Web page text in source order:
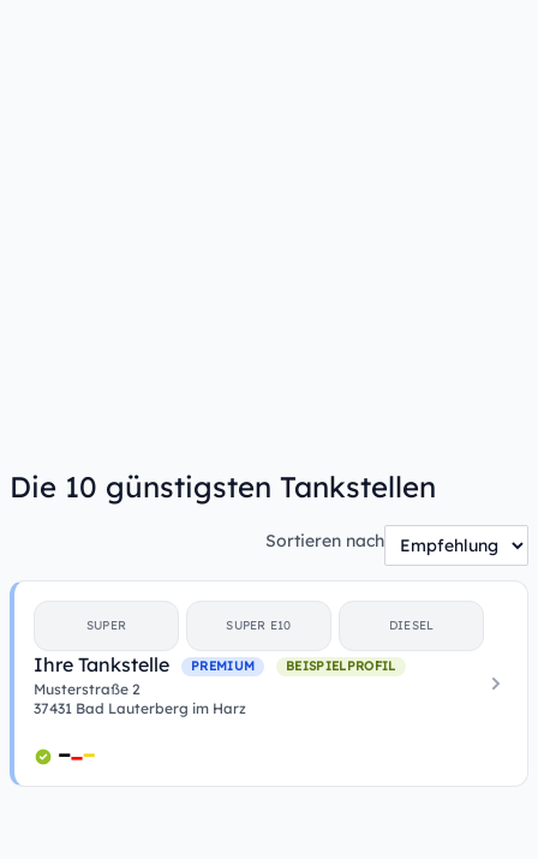
Die 10 günstigsten Tankstellen
Sortieren nach
SUPER SUPER E10 DIESEL
Ihre Tankstelle PREMIUM BEISPIELPROFIL
Musterstraße 2
37431 Bad Lauterberg im Harz